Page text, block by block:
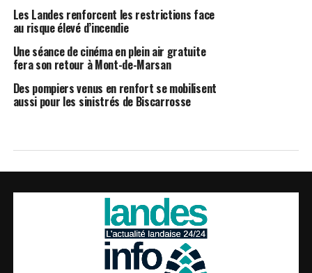
Les Landes renforcent les restrictions face
au risque élevé d’incendie
Une séance de cinéma en plein air gratuite
fera son retour à Mont-de-Marsan
Des pompiers venus en renfort se mobilisent
aussi pour les sinistrés de Biscarrosse